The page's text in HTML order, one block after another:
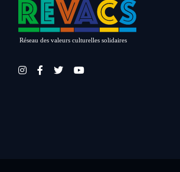
Réseau des valeurs culturelles solidaires